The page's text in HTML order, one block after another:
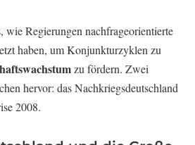
wie Regierungen nachfrageorientierte
haben, um Konjunkturzyklen zu
zu fördern. Zwei
hervor: das Nachkriegsdeutschland
2008.